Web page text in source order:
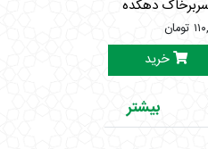
دهکده
تومان
خرید
بیشتر